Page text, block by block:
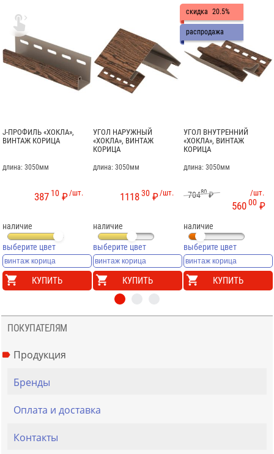
J-ПРОФИЛЬ «ХОКЛА»,
ВИНТАЖ КОРИЦА
длина: 3050мм
/шт.
387 10 ₽
наличие
выберите цвет
КУПИТЬ
УГОЛ НАРУЖНЫЙ
«ХОКЛА», ВИНТАЖ
КОРИЦА
длина: 3050мм
/шт.
111830 ₽
наличие
выберите цвет
КУПИТЬ
скидка 20.5%
распродажа
УГОЛ ВНУТРЕННИЙ
«ХОКЛА», ВИНТАЖ
КОРИЦА
длина: 3050мм
70480₽ /шт.
56000 ₽
наличие
выберите цвет
КУПИТЬ

ПОКУПАТЕЛЯМ
Продукция
Бренды
Оплата и доставка
Контакты